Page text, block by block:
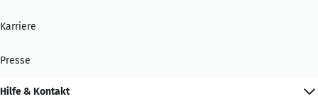
Karriere
Presse
Hilfe & Kontakt